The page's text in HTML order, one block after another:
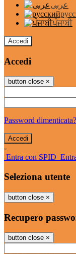
عربى
ਪੰਜਾਬੀ
Accedi
Accedi
button close ×
Password dimenticata?
-
Entra con SPID
Seleziona utente
button close ×
Recupero
button close ×